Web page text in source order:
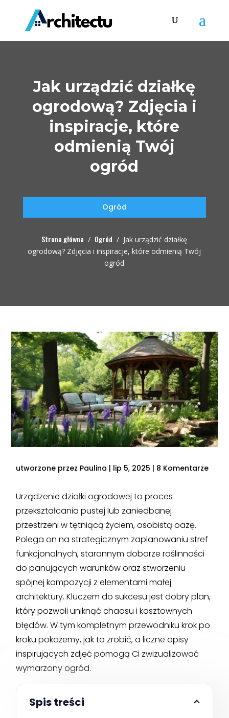
Jak urządzić działkę
ogrodową? Zdjęcia i
inspiracje, które
odmienią Twój
ogród
Ogród
Strona główna / Ogród / Jak urządzić działkę
ogrodową? Zdjęcia i inspiracje, które odmienią Twój
ogród
utworzone przez Paulina | lip 5, 2025 | 8 Komentarze
Urządzenie działki ogrodowej to proces
przekształcania pustej lub zaniedbanej
przestrzeni w tętniącą życiem, osobistą oazę.
Polega on na strategicznym zaplanowaniu stref
funkcjonalnych, starannym doborze roślinności
do panujących warunków oraz stworzeniu
spójnej kompozycji z elementami małej
architektury. Kluczem do sukcesu jest dobry plan,
który pozwoli uniknąć chaosu i kosztownych
błędów. W tym kompletnym przewodniku krok po
kroku pokażemy, jak to zrobić, a liczne opisy
inspirujących zdjęć pomogą Ci zwizualizować
wymarzony ogród.
Spis treści